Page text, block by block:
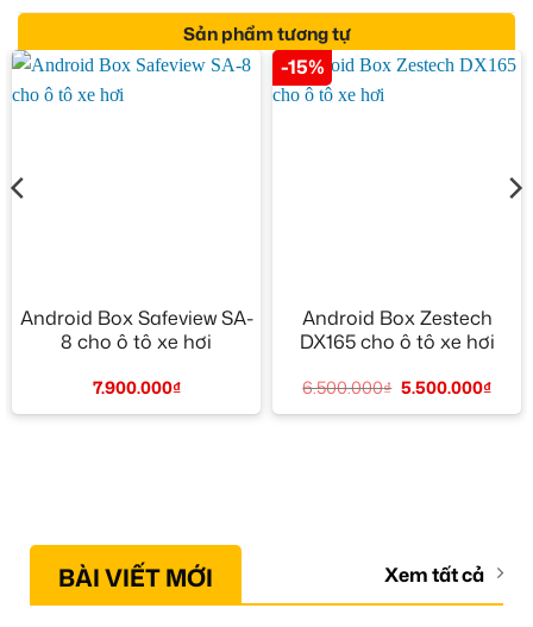
Sản phẩm tương tự
Android Box Safeview SA-
8 cho ô tô xe hơi
7.900.000₫
-15%
Android Box Zestech
DX165 cho ô tô xe hơi
6.500.000₫ 5.500.000₫
BÀI VIẾT MỚI Xem tất cả